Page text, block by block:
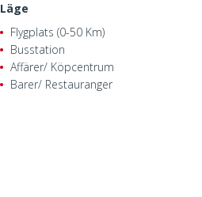
Läge
Flygplats (0-50 Km)
Busstation
Affärer/ Köpcentrum
Barer/ Restauranger